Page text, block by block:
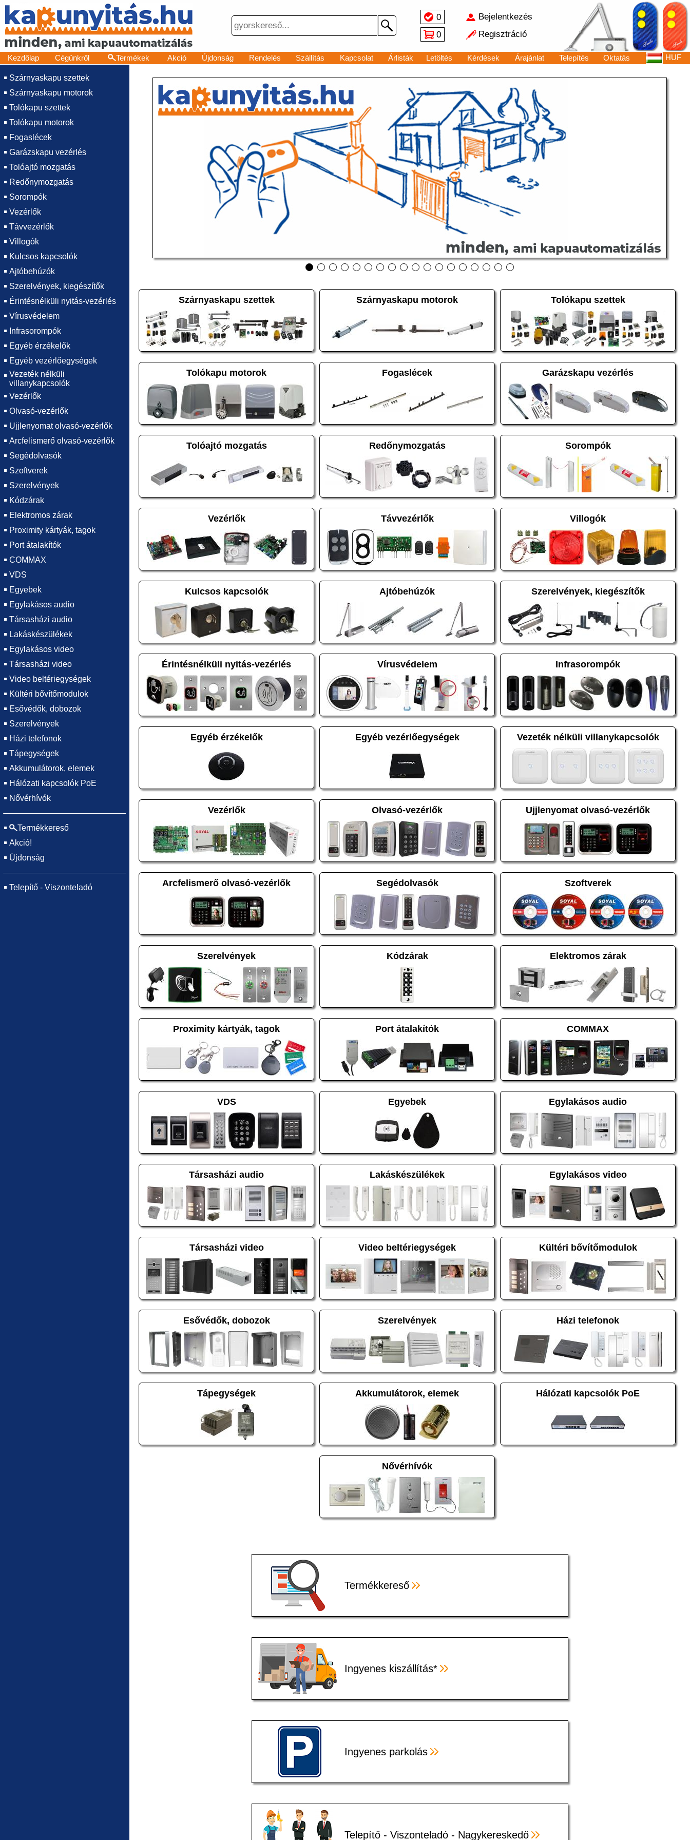
0
0
Bejelentkezés
Regisztráció
Kezdőlap Cégünkről Termékek Akció Újdonság Rendelés Szállítás Kapcsolat Árlisták Letöltés Kérdések Árajánlat Telepítés Oktatás HUF
Szárnyaskapu szettek
Szárnyaskapu motorok
Tolókapu szettek
Tolókapu motorok
Fogaslécek
Garázskapu vezérlés
Tolóajtó mozgatás
Redőnymozgatás
Sorompók
Vezérlők
Távvezérlők
Villogók
Kulcsos kapcsolók
Ajtóbehúzók
Szerelvények, kiegészítők
Érintésnélküli nyitás-vezérlés
Vírusvédelem
Infrasorompók
Egyéb érzékelők
Egyéb vezérlőegységek
Vezeték nélküli
villanykapcsolók
Vezérlők
Olvasó-vezérlők
Ujjlenyomat olvasó-vezérlők
Arcfelismerő olvasó-vezérlők
Segédolvasók
Szoftverek
Szerelvények
Kódzárak
Elektromos zárak
Proximity kártyák, tagok
Port átalakítók
COMMAX
VDS
Egyebek
Egylakásos audio
Társasházi audio
Lakáskészülékek
Egylakásos video
Társasházi video
Video beltériegységek
Kültéri bővítőmodulok
Esővédők, dobozok
Szerelvények
Házi telefonok
Tápegységek
Akkumulátorok, elemek
Hálózati kapcsolók PoE
Nővérhívók
Termékkereső
Akció!
Újdonság
Telepítő - Viszonteladó
Szárnyaskapu szettek Szárnyaskapu motorok Tolókapu szettek
Tolókapu motorok Fogaslécek Garázskapu vezérlés
Tolóajtó mozgatás Redőnymozgatás Sorompók
Vezérlők Távvezérlők Villogók
Kulcsos kapcsolók Ajtóbehúzók Szerelvények, kiegészítők
Érintésnélküli nyitás-vezérlés Vírusvédelem Infrasorompók
Egyéb érzékelők Egyéb vezérlőegységek Vezeték nélküli villanykapcsolók
Vezérlők Olvasó-vezérlők Ujjlenyomat olvasó-vezérlők
Arcfelismerő olvasó-vezérlők Segédolvasók Szoftverek
Szerelvények Kódzárak Elektromos zárak
Proximity kártyák, tagok Port átalakítók COMMAX
VDS Egyebek Egylakásos audio
Társasházi audio Lakáskészülékek Egylakásos video
Társasházi video Video beltériegységek Kültéri bővítőmodulok
Esővédők, dobozok Szerelvények Házi telefonok
Tápegységek Akkumulátorok, elemek Hálózati kapcsolók PoE
Nővérhívók
Termékkereső
Ingyenes kiszállítás*
Ingyenes parkolás
Telepítő - Viszonteladó - Nagykereskedő